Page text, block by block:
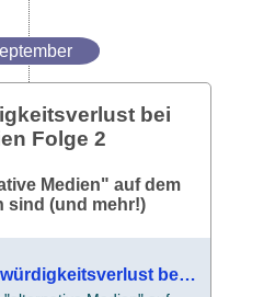
bei
Folge 2
Medien" auf dem
sind (und mehr!)
Glaubwürdigkeitsverlust bei Medien Folge 2